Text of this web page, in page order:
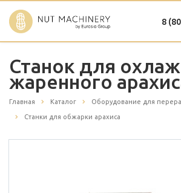
8
Станок для
жаренного
Главная Каталог Оборудование для
Станки для обжарки арахиса